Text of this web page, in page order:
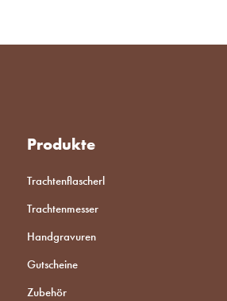
Produkte
Trachtenflascherl
Trachtenmesser
Handgravuren
Gutscheine
Zubehör